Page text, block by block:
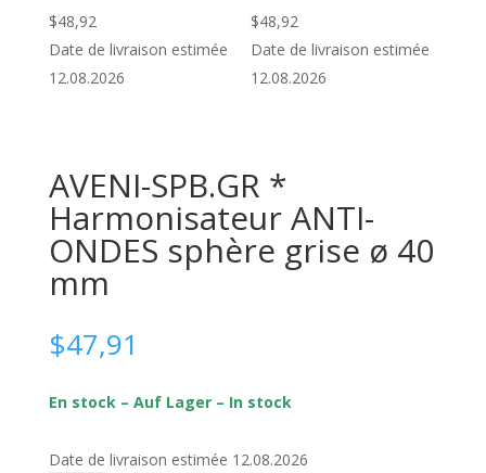
$48,92
Date de livraison estimée
12.08.2026
$48,92
Date de livraison estimée
12.08.2026
AVENI-SPB.GR *
Harmonisateur ANTI-
ONDES sphère grise ø 40
mm
$47,91
En stock – Auf Lager – In stock
Date de livraison estimée 12.08.2026